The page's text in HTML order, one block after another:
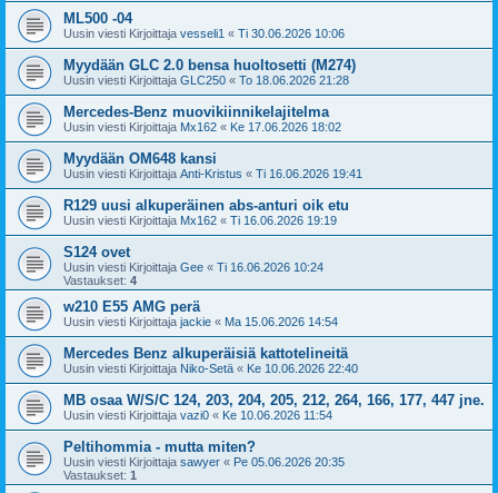
ML500 -04
Uusin viesti Kirjoittaja vesseli1 « Ti 30.06.2026 10:06
Myydään GLC 2.0 bensa huoltosetti (M274)
Uusin viesti Kirjoittaja GLC250 « To 18.06.2026 21:28
Mercedes-Benz muovikiinnikelajitelma
Uusin viesti Kirjoittaja Mx162 « Ke 17.06.2026 18:02
Myydään OM648 kansi
Uusin viesti Kirjoittaja Anti-Kristus « Ti 16.06.2026 19:41
R129 uusi alkuperäinen abs-anturi oik etu
Uusin viesti Kirjoittaja Mx162 « Ti 16.06.2026 19:19
S124 ovet
Uusin viesti Kirjoittaja Gee « Ti 16.06.2026 10:24
Vastaukset: 4
w210 E55 AMG perä
Uusin viesti Kirjoittaja jackie « Ma 15.06.2026 14:54
Mercedes Benz alkuperäisiä kattotelineitä
Uusin viesti Kirjoittaja Niko-Setä « Ke 10.06.2026 22:40
MB osaa W/S/C 124, 203, 204, 205, 212, 264, 166, 177, 447 jne.
Uusin viesti Kirjoittaja vazi0 « Ke 10.06.2026 11:54
Peltihommia - mutta miten?
Uusin viesti Kirjoittaja sawyer « Pe 05.06.2026 20:35
Vastaukset: 1